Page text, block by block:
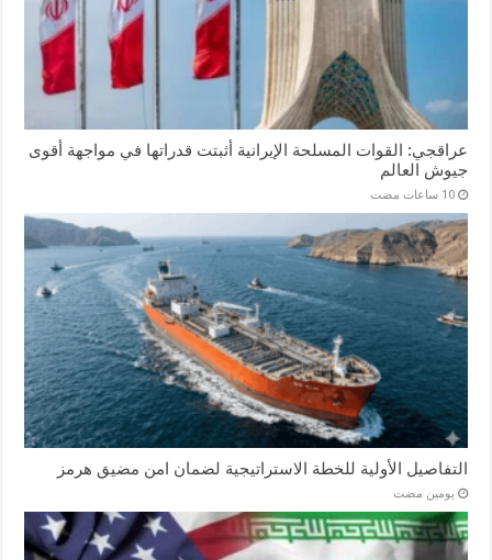
عراقجي: القوات المسلحة الإيرانية أثبتت قدراتها في مواجهة أقوى
جيوش العالم
‏10 ساعات مضت
التفاصيل الأولية للخطة الاستراتيجية لضمان امن مضيق هرمز
‏يومين مضت